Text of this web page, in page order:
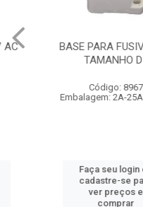
BASE PARA FUSIVEL DZ
TAMANHO DII
Código: 8967
Embalagem: 2A-25A - RO21
Faça seu login ou
cadastre-se para
ver preços e